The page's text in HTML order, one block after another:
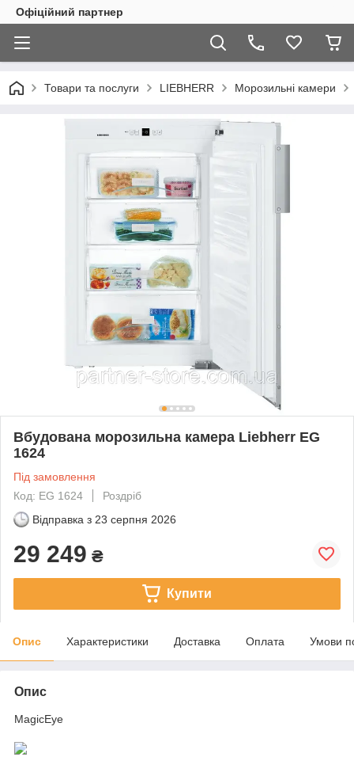
Офіційний партнер
Товари та послуги LIEBHERR Морозильні камери
Вбудована морозильна камера Liebherr EG
1624
Під замовлення
Код: EG 1624
Роздріб
Відправка з 23 серпня 2026
29 249 ₴
Купити
Опис Характеристики Доставка Оплата Умови
Опис
MagicEye